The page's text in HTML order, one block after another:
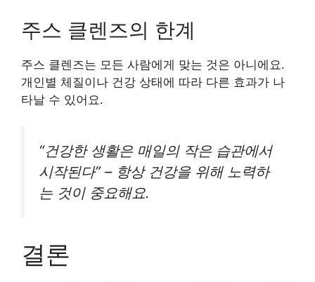
주스 클렌즈의 한계
주스 클렌즈는 모든 사람에게 맞는 것은 아니에요.
개인별 체질이나 건강 상태에 따라 다른 효과가 나
타날 수 있어요.
“건강한 생활은 매일의 작은 습관에서
시작된다” – 항상 건강을 위해 노력하
는 것이 중요해요.
결론